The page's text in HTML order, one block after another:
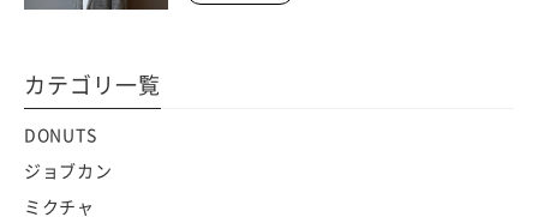
カテゴリ一覧
DONUTS
ジョブカン
ミクチャ